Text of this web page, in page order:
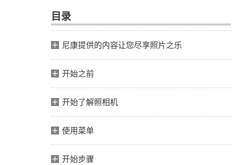
目录
尼康提供的内容让您尽享照片之乐
开始之前
开始了解照相机
使用菜单
开始步骤